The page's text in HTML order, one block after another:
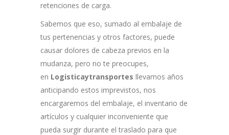
retenciones de carga.
Sabemos que eso, sumado al embalaje de
tus pertenencias y otros factores, puede
causar dolores de cabeza previos en la
mudanza, pero no te preocupes,
en Logisticaytransportes llevamos años
anticipando estos imprevistos, nos
encargaremos del embalaje, el inventario de
artículos y cualquier inconveniente que
pueda surgir durante el traslado para que